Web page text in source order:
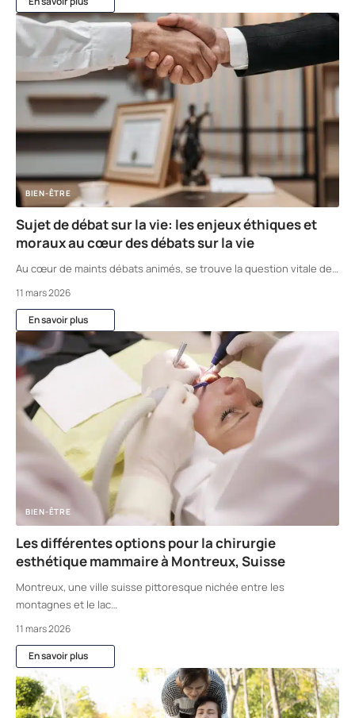
BIEN-ÊTRE
Sujet de débat sur la vie: les enjeux éthiques et
moraux au cœur des débats sur la vie
Au cœur de maints débats animés, se trouve la question vitale de…
11 mars 2026
En savoir plus
BIEN-ÊTRE
Les différentes options pour la chirurgie
esthétique mammaire à Montreux, Suisse
Montreux, une ville suisse pittoresque nichée entre les
montagnes et le lac…
11 mars 2026
En savoir plus